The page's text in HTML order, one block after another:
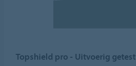
Topshield pro - Uitvoerig getest